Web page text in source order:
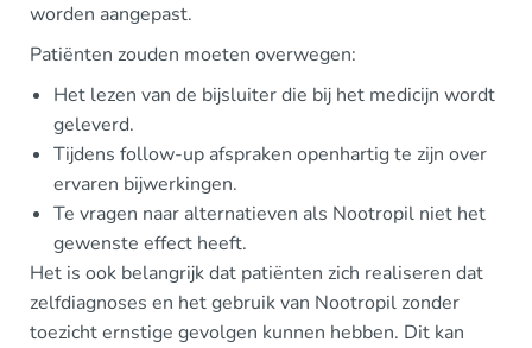
worden aangepast.
Patiënten zouden moeten overwegen:
Het lezen van de bijsluiter die bij het medicijn wordt
geleverd.
Tijdens follow-up afspraken openhartig te zijn over
ervaren bijwerkingen.
Te vragen naar alternatieven als Nootropil niet het
gewenste effect heeft.
Het is ook belangrijk dat patiënten zich realiseren dat
zelfdiagnoses en het gebruik van Nootropil zonder
toezicht ernstige gevolgen kunnen hebben. Dit kan